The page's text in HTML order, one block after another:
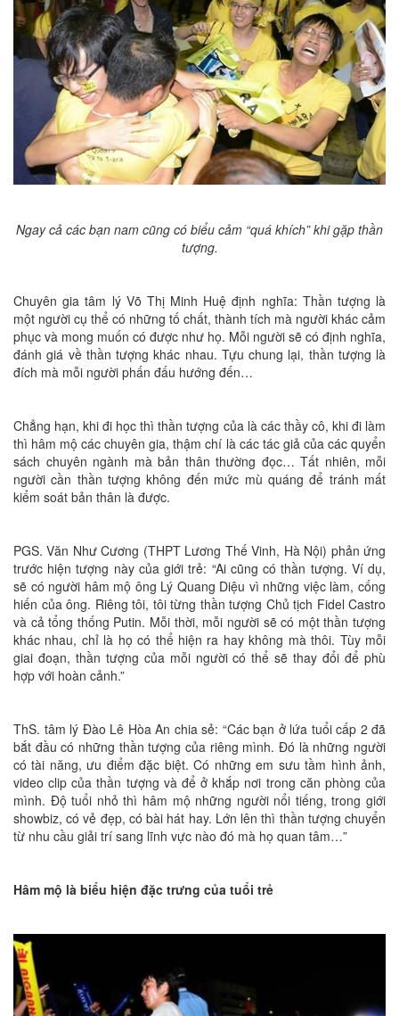
Ngay cả các bạn nam cũng có biểu cảm “quá khích” khi gặp thần
tượng.
Chuyên gia tâm lý Võ Thị Minh Huệ định nghĩa: Thần tượng là
một người cụ thể có những tố chất, thành tích mà người khác cảm
phục và mong muốn có được như họ. Mỗi người sẽ có định nghĩa,
đánh giá về thần tượng khác nhau. Tựu chung lại, thần tượng là
đích mà mỗi người phấn đấu hướng đến…
Chẳng hạn, khi đi học thì thần tượng của là các thầy cô, khi đi làm
thì hâm mộ các chuyên gia, thậm chí là các tác giả của các quyển
sách chuyên ngành mà bản thân thường đọc… Tất nhiên, mỗi
người cần thần tượng không đến mức mù quáng để tránh mất
kiểm soát bản thân là được.
PGS. Văn Như Cương (THPT Lương Thế Vinh, Hà Nội) phản ứng
trước hiện tượng này của giới trẻ: “Ai cũng có thần tượng. Ví dụ,
sẽ có người hâm mộ ông Lý Quang Diệu vì những việc làm, cống
hiến của ông. Riêng tôi, tôi từng thần tượng Chủ tịch Fidel Castro
và cả tổng thống Putin. Mỗi thời, mỗi người sẽ có một thần tượng
khác nhau, chỉ là họ có thể hiện ra hay không mà thôi. Tùy mỗi
giai đoạn, thần tượng của mỗi người có thể sẽ thay đổi để phù
hợp với hoàn cảnh.”
ThS. tâm lý Đào Lê Hòa An chia sẻ: “Các bạn ở lứa tuổi cấp 2 đã
bắt đầu có những thần tượng của riêng mình. Đó là những người
có tài năng, ưu điểm đặc biệt. Có những em sưu tầm hình ảnh,
video clip của thần tượng và để ở khắp nơi trong căn phòng của
mình. Độ tuổi nhỏ thì hâm mộ những người nổi tiếng, trong giới
showbiz, có vẻ đẹp, có bài hát hay. Lớn lên thì thần tượng chuyển
từ nhu cầu giải trí sang lĩnh vực nào đó mà họ quan tâm…”
Hâm mộ là biểu hiện đặc trưng của tuổi trẻ